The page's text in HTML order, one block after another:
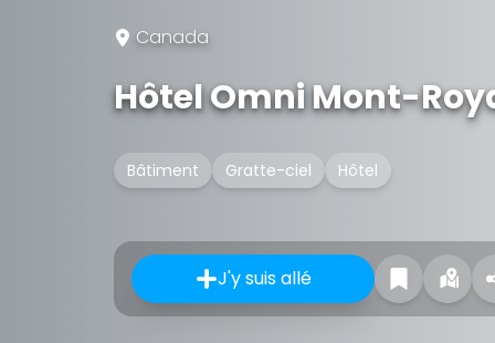
Canada
Hôtel Omni Mont-
Bâtiment Gratte-ciel Hôtel
J'y suis allé